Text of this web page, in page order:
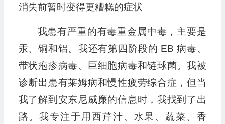
消失前暂时变得更糟糕的症状
我患有严重的有毒重金属中毒，主要是
汞、铜和铝。我还有第四阶段的 EB 病毒、
带状疱疹病毒、巨细胞病毒和链球菌。我被
诊断出患有莱姆病和慢性疲劳综合症，但当
我了解到安东尼威廉的信息时，我找到了出
路。我专注于用西芹汁、水果、蔬菜、香